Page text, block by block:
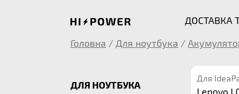
ДОСТАВКА
Головна / Для ноутбука /
ДЛЯ НОУТБУКА
Для
Lenovo